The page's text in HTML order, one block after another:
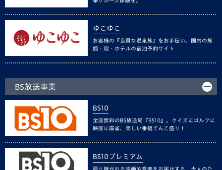
ゆこゆこ
お客様の『良質な温泉旅』をお手伝い。国内の旅
館・宿・ホテルの宿泊予約サイト
BS放送事業
BS10
全国無料のBS放送局『BS10』。クイズにゴルフに
映画に麻雀、楽しい番組てんこ盛り！
BS10プレミアム
語り継がれる映画や音楽をお届けする、大人のた